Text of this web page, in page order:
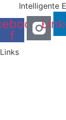
Intelligente
f
Links